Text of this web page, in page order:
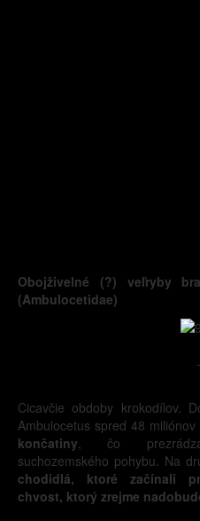
Obojživelné (?) veľryby
(Ambulocetidae)
-
Cicavčie obdoby krokodílov.
Ambulocetus spred 48
končatiny , čo
suchozemského pohybu. Na
chodidlá, ktoré začínali
chvost, ktorý zrejme